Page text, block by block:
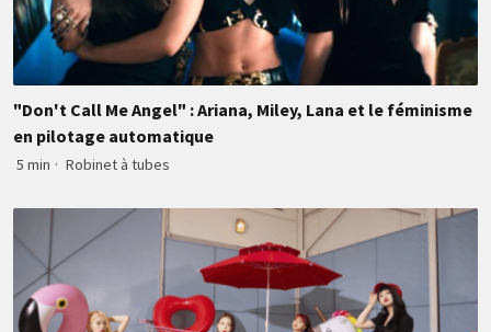
"Don't Call Me Angel" : Ariana, Miley, Lana et le féminisme
en pilotage automatique
5 min · Robinet à tubes